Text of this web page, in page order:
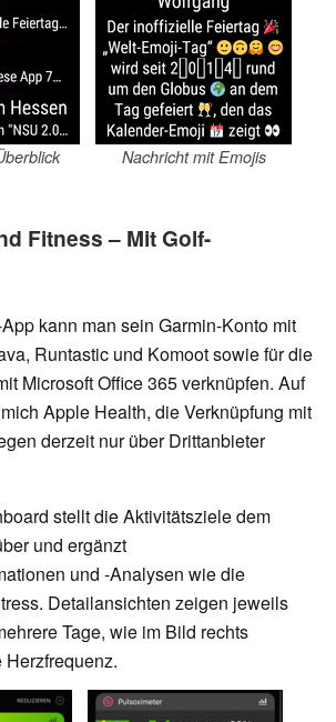
Nachricht mit Emojis
Fitness – Mit Golf-
kann man sein Garmin-Konto mit
Runtastic und Komoot sowie für die
Microsoft Office 365 verknüpfen. Auf
Apple Health, die Verknüpfung mit
derzeit nur über Drittanbieter
stellt die Aktivitätsziele dem
und ergänzt
und -Analysen wie die
Detailansichten zeigen jeweils
Tage, wie im Bild rechts
Herzfrequenz.